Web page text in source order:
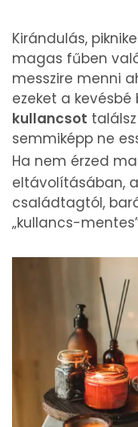
Kirándulás,
magas fűben
messzire menni
ezeket a
kullancsot
semmiképp ne
Ha nem érzed
eltávolításában,
családtagtól,
„kullancs-